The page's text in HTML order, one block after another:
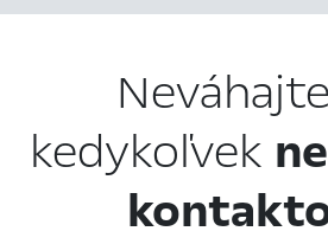
kedykoľvek